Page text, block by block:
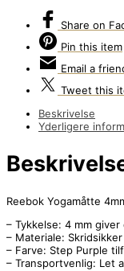
Share on
Pin this item
Email a
Tweet this
Beskrivelse
Yderligere
Reebok Yogamåtte
– Tykkelse: 4 mm
– Materiale:
– Farve: Step Purple
– Transportvenlig: Let